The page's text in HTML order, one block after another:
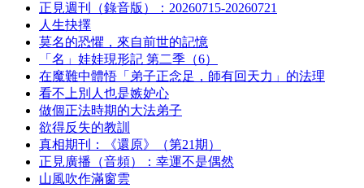
正見週刊（錄音版）：20260715-20260721
人生抉擇
莫名的恐懼，來自前世的記憶
「名」娃娃現形記 第二季（6）
在魔難中體悟「弟子正念足，師有回天力」的法理
看不上別人也是嫉妒心
做個正法時期的大法弟子
欲得反失的教訓
真相期刊：《還原》（第21期）
正見廣播（音頻）：幸運不是偶然
山風吹作滿窗雲